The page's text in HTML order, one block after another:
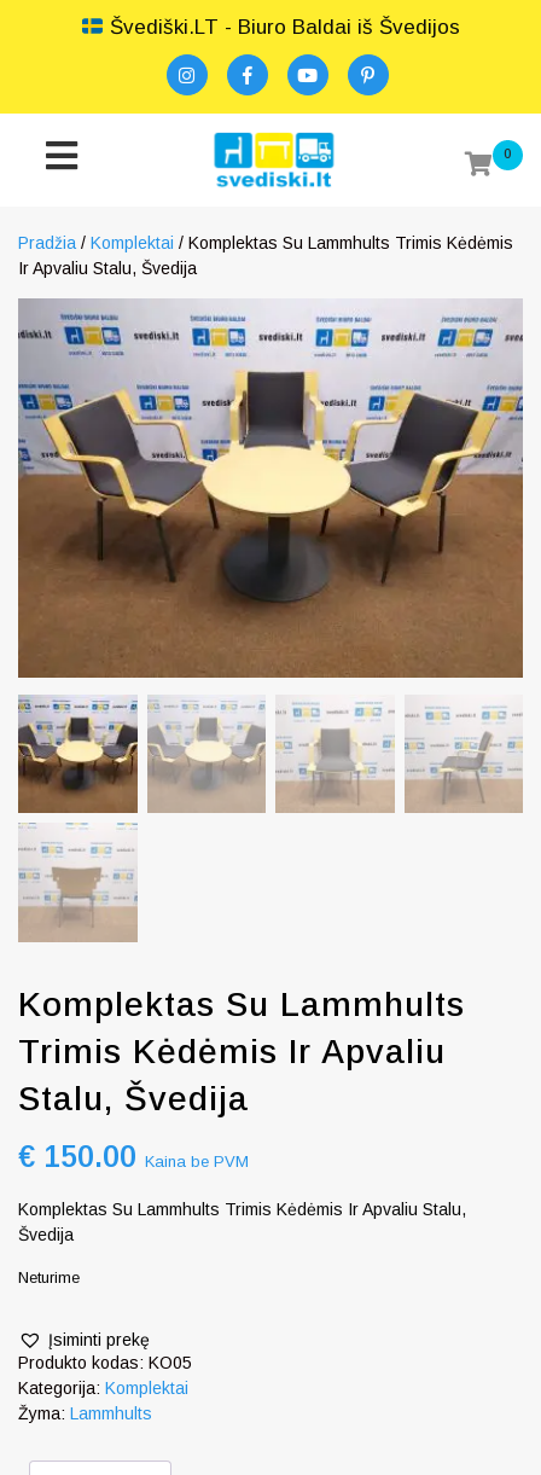
Švediški.LT - Biuro Baldai iš Švedijos
0
Pradžia / Komplektai / Komplektas Su Lammhults Trimis Kėdėmis
Ir Apvaliu Stalu, Švedija
Komplektas Su Lammhults
Trimis Kėdėmis Ir Apvaliu
Stalu, Švedija
€ 150.00 Kaina be PVM
Komplektas Su Lammhults Trimis Kėdėmis Ir Apvaliu Stalu,
Švedija
Neturime
Įsiminti prekę
Produkto kodas: KO05
Kategorija: Komplektai
Žyma: Lammhults